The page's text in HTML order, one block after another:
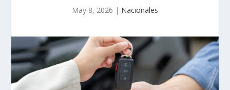
May 8, 2026 | Nacionales